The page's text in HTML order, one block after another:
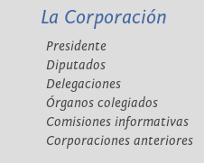
La Corporación
Presidente
Diputados
Delegaciones
Órganos colegiados
Comisiones informativas
Corporaciones anteriores